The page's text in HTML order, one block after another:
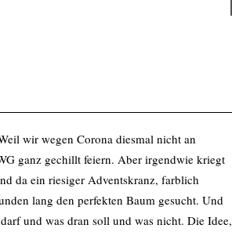
wir wegen Corona diesmal nicht an
ganz gechillt feiern. Aber irgendwie kriegt
da ein riesiger Adventskranz, farblich
lang den perfekten Baum gesucht. Und
und was dran soll und was nicht. Die Idee,